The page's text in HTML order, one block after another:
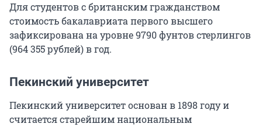
Для студентов с британским гражданством
стоимость бакалавриата первого высшего
зафиксирована на уровне9790фунтов стерлингов
(964 355рублей) в год.
Пекинский университет
Пекинский университет основан в 1898 году и
считается старейшим национальным